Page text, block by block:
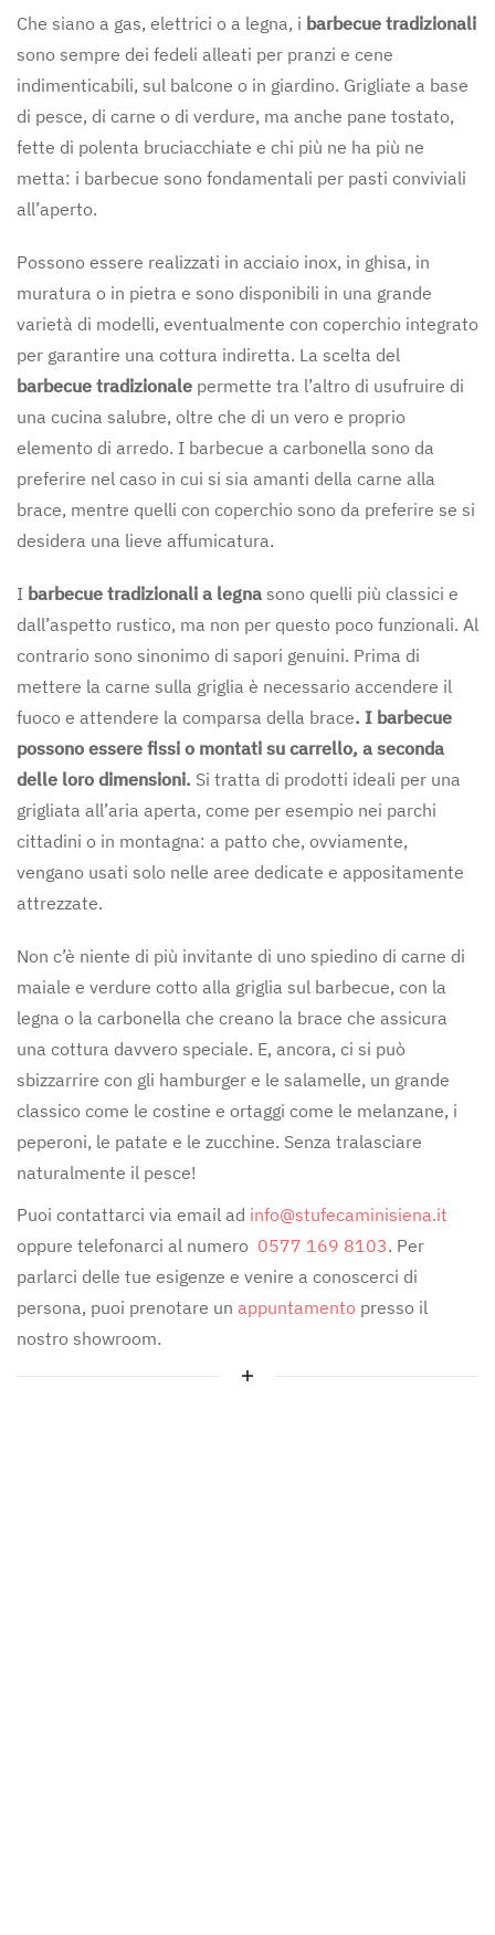
Che siano a gas, elettrici o a legna, i barbecue tradizionali
sono sempre dei fedeli alleati per pranzi e cene
indimenticabili, sul balcone o in giardino. Grigliate a base
di pesce, di carne o di verdure, ma anche pane tostato,
fette di polenta bruciacchiate e chi più ne ha più ne
metta: i barbecue sono fondamentali per pasti conviviali
all’aperto.
Possono essere realizzati in acciaio inox, in ghisa, in
muratura o in pietra e sono disponibili in una grande
varietà di modelli, eventualmente con coperchio integrato
per garantire una cottura indiretta. La scelta del
barbecue tradizionale permette tra l’altro di usufruire di
una cucina salubre, oltre che di un vero e proprio
elemento di arredo. I barbecue a carbonella sono da
preferire nel caso in cui si sia amanti della carne alla
brace, mentre quelli con coperchio sono da preferire se si
desidera una lieve affumicatura.
I barbecue tradizionali a legna sono quelli più classici e
dall’aspetto rustico, ma non per questo poco funzionali. Al
contrario sono sinonimo di sapori genuini. Prima di
mettere la carne sulla griglia è necessario accendere il
fuoco e attendere la comparsa della brace. I barbecue
possono essere fissi o montati su carrello, a seconda
delle loro dimensioni. Si tratta di prodotti ideali per una
grigliata all’aria aperta, come per esempio nei parchi
cittadini o in montagna: a patto che, ovviamente,
vengano usati solo nelle aree dedicate e appositamente
attrezzate.
Non c’è niente di più invitante di uno spiedino di carne di
maiale e verdure cotto alla griglia sul barbecue, con la
legna o la carbonella che creano la brace che assicura
una cottura davvero speciale. E, ancora, ci si può
sbizzarrire con gli hamburger e le salamelle, un grande
classico come le costine e ortaggi come le melanzane, i
peperoni, le patate e le zucchine. Senza tralasciare
naturalmente il pesce!
Puoi contattarci via email ad info@stufecaminisiena.it
oppure telefonarci al numero 0577 169 8103. Per
parlarci delle tue esigenze e venire a conoscerci di
persona, puoi prenotare un appuntamento presso il
nostro showroom.